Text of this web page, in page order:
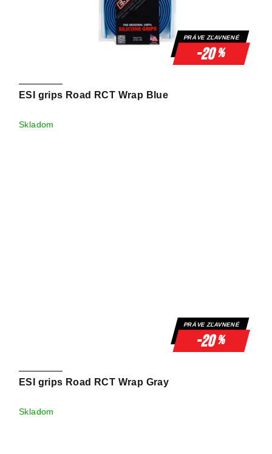
PRÁVE ZĽAVNENÉ
-20%
ESI grips Road RCT Wrap Blue
Skladom
PRÁVE ZĽAVNENÉ
-20%
ESI grips Road RCT Wrap Gray
Skladom